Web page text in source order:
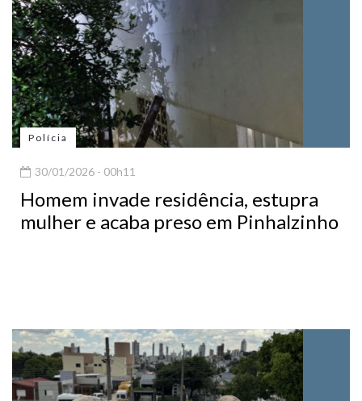
Polícia
30/01/2026 - 00h11
Homem invade residência, estupra
mulher e acaba preso em Pinhalzinho